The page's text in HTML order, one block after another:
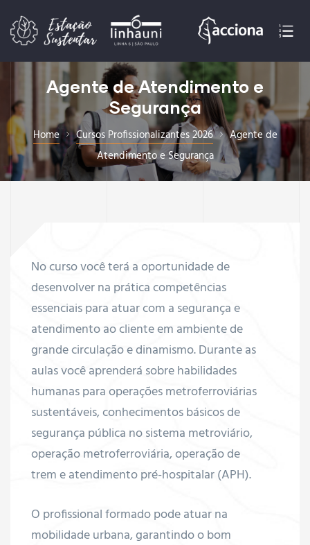
Agente de Atendimento e
Segurança
Home Cursos Profissionalizantes 2026
Agente de
Atendimento e Segurança
No curso você terá a oportunidade de
desenvolver na prática competências
essenciais para atuar com a segurança e
atendimento ao cliente em ambiente de
grande circulação e dinamismo. Durante as
aulas você aprenderá sobrehabilidades
humanas para operações metroferroviárias
sustentáveis, conhecimentos básicos de
segurança pública no sistema metroviário,
operação metroferroviária, operação de
trem e atendimento pré-hospitalar (APH).
O profissional formado pode atuar na
mobilidade urbana, garantindo o bom